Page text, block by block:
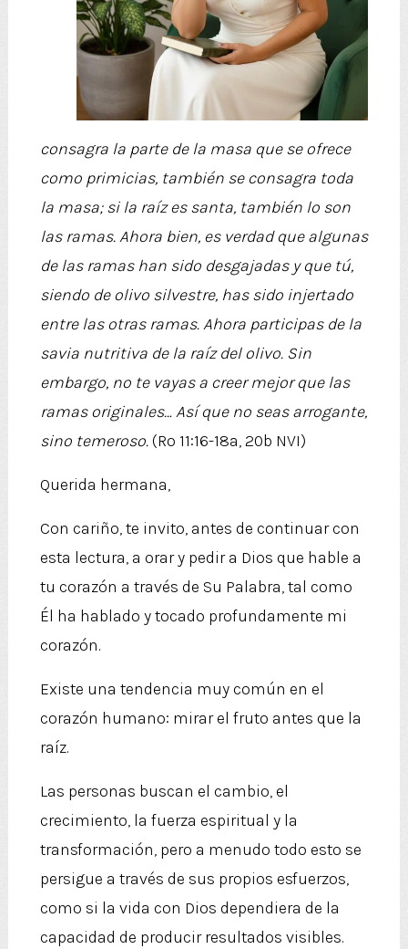
consagra la parte de la masa que se ofrece
como primicias, también se consagra toda
la masa; si la raíz es santa, también lo son
las ramas. Ahora bien, es verdad que algunas
de las ramas han sido desgajadas y que tú,
siendo de olivo silvestre, has sido injertado
entre las otras ramas. Ahora participas de la
savia nutritiva de la raíz del olivo. Sin
embargo, no te vayas a creer mejor que las
ramas originales… Así que no seas arrogante,
sino temeroso.(Ro 11:16-18a, 20b NVI)
Querida hermana,
Con cariño, te invito, antes de continuar con
esta lectura, a orar y pedir a Dios que hable a
tu corazón a través de Su Palabra, tal como
Él ha hablado y tocado profundamente mi
corazón.
Existe una tendencia muy común en el
corazón humano: mirar el fruto antes que la
raíz.
Las personas buscan el cambio, el
crecimiento, la fuerza espiritual y la
transformación, pero a menudo todo esto se
persigue a través de sus propios esfuerzos,
como si la vida con Dios dependiera de la
capacidad de producir resultados visibles.